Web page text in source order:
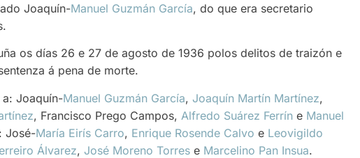
Joaquín-Manuel Guzmán García, do que era secretario
os días 26 e 27 de agosto de 1936 polos delitos de traizón e
á pena de morte.
a: Joaquín-Manuel Guzmán García, Joaquín Martín Martínez,
, Francisco Prego Campos, Alfredo Suárez Ferrín e Manuel
José-María Eirís Carro, Enrique Rosende Calvo e Leovigildo
Álvarez, José Moreno Torres e Marcelino Pan Insua.